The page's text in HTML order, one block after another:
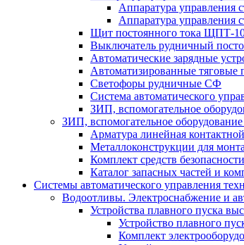
Аппаратура
Аппаратура управления
Щит постоянного тока ЩПТ-
Выключатель рудничный
Автоматические зарядные
Автоматизированные
Светофоры рудничные СФ
Система автоматического
ЗИП, вспомогательное
ЗИП, вспомогательное
Арматура линейная
Металлоконструкции для
Комплект средств безопасности
Каталог запасных частей и
Системы автоматического управления
Водоотливы. Электроснабжение и
Устройства плавного пуска
Устройство плавного
Комплект